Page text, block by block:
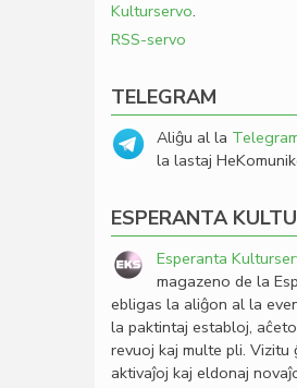
Kulturservo.
RSS-servo
TELEGRAM
Aliĝu al la
la lastaj
ESPERANTA
Esperanta
magazeno de la
ebligas la aliĝon al la
la paktintaj establoj,
revuoj kaj multe pli.
aktivaĵoj kaj eldonaj